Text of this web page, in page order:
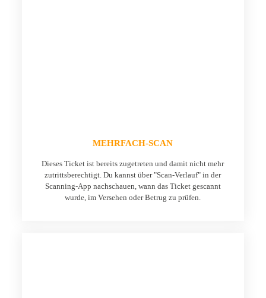
MEHRFACH-SCAN
Dieses Ticket ist bereits zugetreten und damit nicht mehr
zutrittsberechtigt. Du kannst über "Scan-Verlauf" in der
Scanning-App nachschauen, wann das Ticket gescannt
wurde, im Versehen oder Betrug zu prüfen.